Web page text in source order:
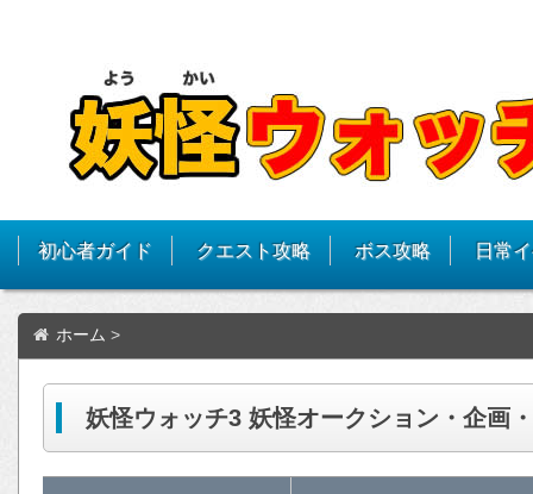
初心者ガイド クエスト攻略 ボス攻略 日常
ホーム >
妖怪ウォッチ3 妖怪オークション・企画